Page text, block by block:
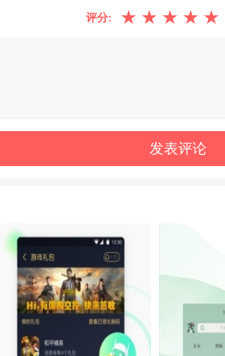
评分: ★ ★ ★ ★ ★